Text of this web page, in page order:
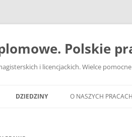
Polskie
i licencjackich. Wielce
DZIEDZINY O NASZYCH PRACACH